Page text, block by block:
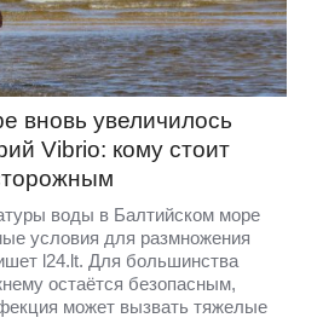
вновь увеличилось
Vibrio: кому стоит
воды в Балтийском море
условия для размножения
l24.lt. Для большинства
остаётся безопасным,
может вызвать тяжелые